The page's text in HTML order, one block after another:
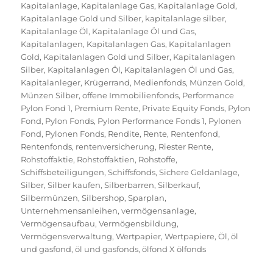
Kapitalanlage, Kapitalanlage Gas, Kapitalanlage Gold,
Kapitalanlage Gold und Silber, kapitalanlage silber,
Kapitalanlage Öl, Kapitalanlage Öl und Gas,
Kapitalanlagen, Kapitalanlagen Gas, Kapitalanlagen
Gold, Kapitalanlagen Gold und Silber, Kapitalanlagen
Silber, Kapitalanlagen Öl, Kapitalanlagen Öl und Gas,
Kapitalanleger, Krügerrand, Medienfonds, Münzen Gold,
Münzen Silber,offene Immobilienfonds, Performance
Pylon Fond 1, Premium Rente, Private Equity Fonds, Pylon
Fond, Pylon Fonds, Pylon Performance Fonds 1, Pylonen
Fond, Pylonen Fonds, Rendite, Rente, Rentenfond,
Rentenfonds, rentenversicherung, Riester Rente,
Rohstoffaktie, Rohstoffaktien, Rohstoffe,
Schiffsbeteiligungen,Schiffsfonds,Sichere Geldanlage,
Silber,Silber kaufen,Silberbarren,Silberkauf,
Silbermünzen,Silbershop,Sparplan,
Unternehmensanleihen,vermögensanlage,
Vermögensaufbau,Vermögensbildung,
Vermögensverwaltung,Wertpapier,Wertpapiere,Öl,öl
und gasfond,öl und gasfonds,ölfond X ölfonds